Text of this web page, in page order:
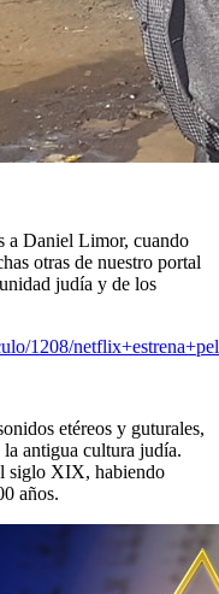
a Daniel Limor, cuando
otras de nuestro portal
judía y de los
1208/
etéreos y guturales,
antigua cultura judía.
siglo XIX, habiendo
años.